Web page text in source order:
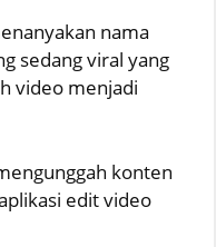
nama
sedang viral yang
video menjadi
konten
edit video